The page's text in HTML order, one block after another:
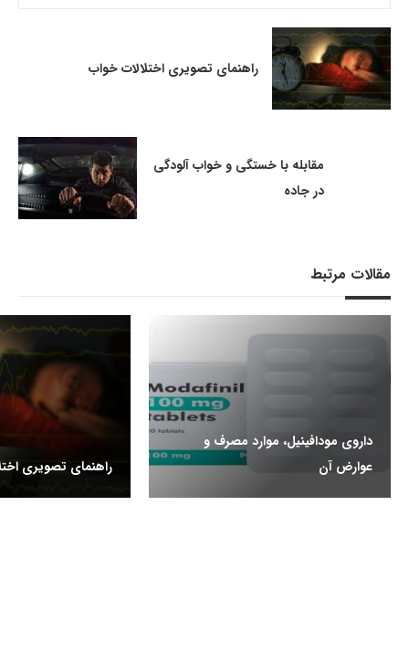
راهنمای تصویری اختلالات خواب
مقابله با خستگی و خواب آلودگی
در جاده
مقالات مرتبط
داروی مودافینیل، موارد مصرف و
عوارض آن
راهنمای تصویری